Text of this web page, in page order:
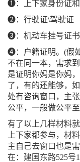
❶：上下家身份证
❷：行驶证\驾驶证
❸：机动车挂号证书
❹：户籍证明。(假
不在同一本，需求
是证明你妈是你妈
了，有的还能够，
处有咨询窗口，主
公平，一般做公平
有了以上几样材料
上下家都参与，材
主自己去窗口也是
在：建国东路525号1